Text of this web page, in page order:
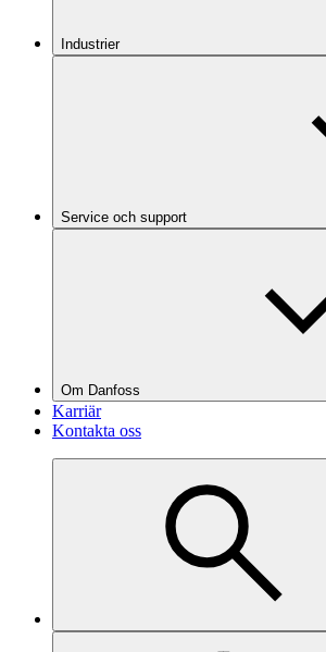
Industrier
Service och support
Om Danfoss
Karriär
Kontakta oss